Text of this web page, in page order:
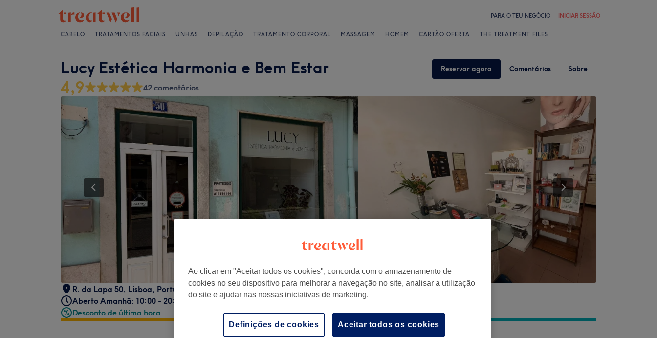
PARA O TEU NEGÓCIO INICIAR SESSÃO
CABELO TRATAMENTOS FACIAIS UNHAS DEPILAÇÃO TRATAMENTO CORPORAL MASSAGEM HOMEM CARTÃO OFERTA THE TREATMENT FILES
Lucy Estética Harmonia e Bem Estar Reservar agora Comentários Sobre
4,9 42 comentários
R. da Lapa 50, Lisboa, Portugal
Aberto Amanhã: 10:00 - 20:00
Desconto de última hora
Ao clicar em "Aceitar todos os cookies", concorda com o armazenamento de
cookies no seu dispositivo para melhorar a navegação no site, analisar a utilização
do site e ajudar nas nossas iniciativas de marketing.
Aceitar todos os cookies
Definições de cookies